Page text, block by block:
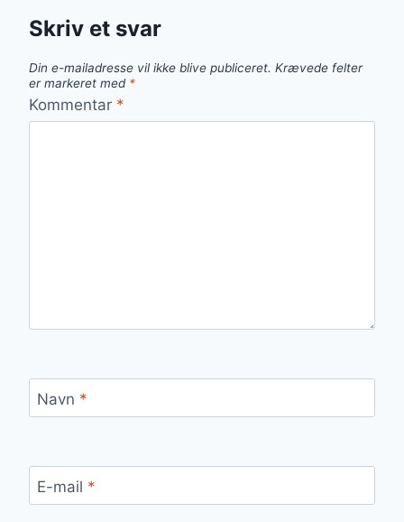
Skriv et svar
Din e-mailadresse vil ikke blive publiceret. Krævede felter
er markeret med *
Kommentar *
Navn *
E-mail *